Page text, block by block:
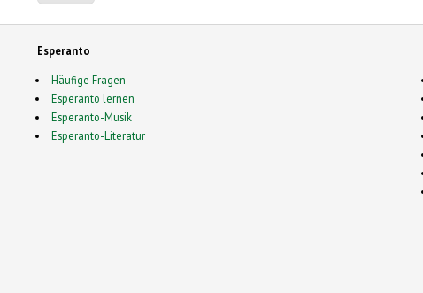
Esperanto
Häufige Fragen
Esperanto lernen
Esperanto-Musik
Esperanto-Literatur